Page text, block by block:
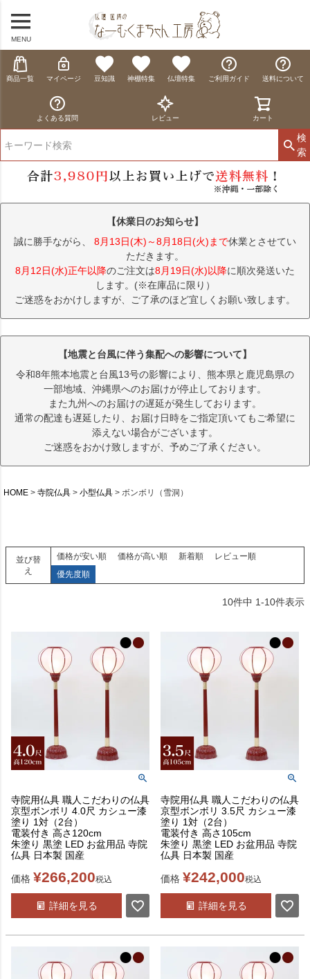
MENU
商品一覧 マイページ 豆知識 神棚特集 仏壇特集 ご利用ガイド 送料について
よくある質問 レビュー カート
検
索
【休業日のお知らせ】
誠に勝手ながら、 8月13日(木)～8月18日(火)まで休業とさせてい
ただきます。
8月12日(水)正午以降のご注文は8月19日(水)以降に順次発送いた
します。(※在庫品に限り）
ご迷惑をおかけしますが、ご了承のほど宜しくお願い致します。
【地震と台風に伴う集配への影響について】
令和8年熊本地震と台風13号の影響により、熊本県と鹿児島県の
一部地域、沖縄県へのお届けが停止しております。
また九州へのお届けの遅延が発生しております。
通常の配達も遅延したり、お届け日時をご指定頂いてもご希望に
添えない場合がございます。
ご迷惑をおかけ致しますが、予めご了承ください。
HOME 寺院仏具 小型仏具 ボンボリ（雪洞）
並び替
え
価格が安い順 価格が高い順 新着順
レビュー順
優先度順
10件中 1-10件表示
寺院用仏具 職人こだわりの仏具
京型ボンボリ 4.0尺 カシュー漆
塗り 1対（2台）
電装付き 高さ120cm
朱塗り 黒塗 LED お盆用品 寺院
仏具 日本製 国産
価格 ¥266,200税込
詳細を見る
寺院用仏具 職人こだわりの仏具
京型ボンボリ 3.5尺 カシュー漆
塗り 1対（2台）
電装付き 高さ105cm
朱塗り 黒塗 LED お盆用品 寺院
仏具 日本製 国産
価格 ¥242,000税込
詳細を見る